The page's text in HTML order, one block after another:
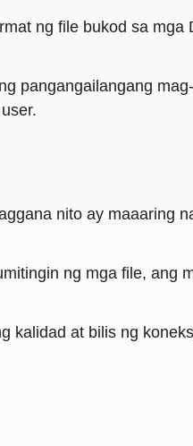
ng file bukod sa
pangangailangang
nito ay maaaring
ng mga file, ang
kalidad at bilis ng